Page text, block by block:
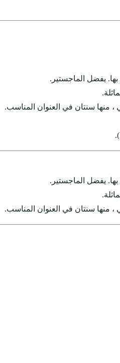
يفضل الماجستير.
يفضل الماجستير.